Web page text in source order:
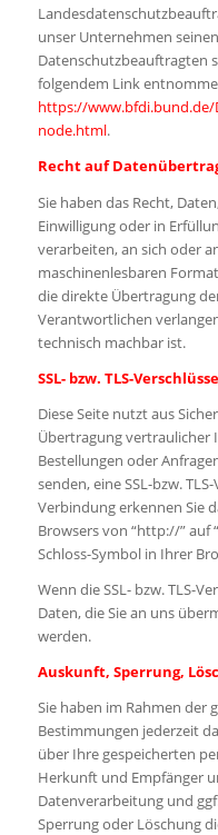
unser Unternehmen
Datenschutzbeauftragten
folgendem Link
https://www.bfdi.bund.de/
node.html.
Recht auf
Sie haben das Recht,
Einwilligung oder in
verarbeiten, an sich oder
maschinenlesbaren
die direkte Übertragung
Verantwortlichen
technisch machbar ist.
SSL- bzw. TLS-
Diese Seite nutzt aus
Übertragung vertraulicher
Bestellungen oder
senden, eine SSL-bzw.
Verbindung erkennen Sie
Browsers von “http://” auf
Schloss-Symbol in Ihrer
Wenn die SSL- bzw. TLS-
Daten, die Sie an uns
werden.
Auskunft, Sperrung,
Sie haben im Rahmen der
Bestimmungen jederzeit
über Ihre gespeicherten
Herkunft und Empfänger
Datenverarbeitung und
Sperrung oder Löschung